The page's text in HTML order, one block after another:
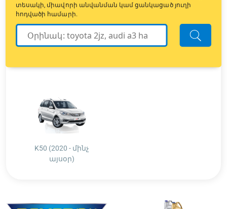
տեսակի, միավորի անվանման կամ ցանկացած յուղի
հոդվածի համարի.
K50 (2020 - մինչ
այսօր)